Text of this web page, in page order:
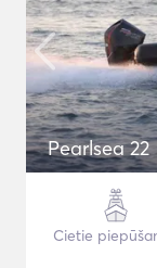
Pearlsea 22
Cietie